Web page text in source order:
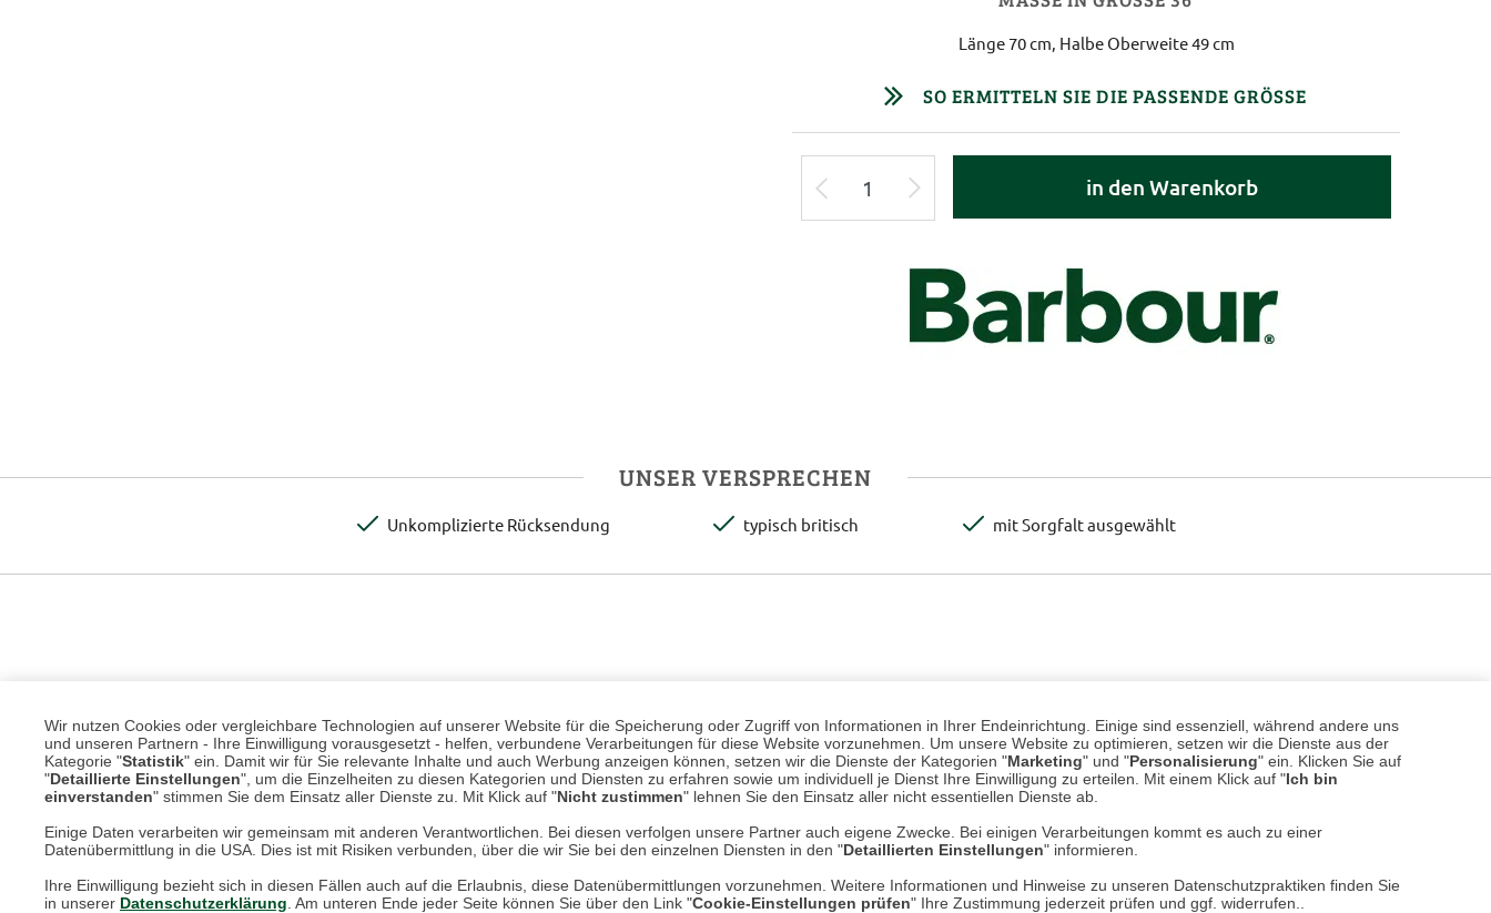
Wir nutzen Cookies oder vergleichbare Technologien auf unserer Website für die Speicherung oder Zugriff von Informationen in Ihrer Endeinrichtung. Einige sind essenziell, während andere uns
und unseren Partnern - Ihre Einwilligung vorausgesetzt - helfen, verbundene Verarbeitungen für diese Website vorzunehmen. Um unsere Website zu optimieren, setzen wir die Dienste aus der
Kategorie "Statistik" ein. Damit wir für Sie relevante Inhalte und auch Werbung anzeigen können, setzen wir die Dienste der Kategorien "Marketing" und "Personalisierung" ein. Klicken Sie auf
"Detaillierte Einstellungen", um die Einzelheiten zu diesen Kategorien und Diensten zu erfahren sowie um individuell je Dienst Ihre Einwilligung zu erteilen. Mit einem Klick auf "Ich bin
einverstanden" stimmen Sie dem Einsatz aller Dienste zu. Mit Klick auf "Nicht zustimmen" lehnen Sie den Einsatz aller nicht essentiellen Dienste ab.
Einige Daten verarbeiten wir gemeinsam mit anderen Verantwortlichen. Bei diesen verfolgen unsere Partner auch eigene Zwecke. Bei einigen Verarbeitungen kommt es auch zu einer
Datenübermittlung in die USA. Dies ist mit Risiken verbunden, über die wir Sie bei den einzelnen Diensten in den "Detaillierten Einstellungen" informieren.
Ihre Einwilligung bezieht sich in diesen Fällen auch auf die Erlaubnis, diese Datenübermittlungen vorzunehmen. Weitere Informationen und Hinweise zu unseren Datenschutzpraktiken finden Sie
in unserer Datenschutzerklärung . Am unteren Ende jeder Seite können Sie über den Link "Cookie-Einstellungen prüfen" Ihre Zustimmung jederzeit prüfen und ggf. widerrufen..
Länge 70 cm, Halbe Oberweite 49 cm
SO ERMITTELN SIE DIE PASSENDE GRÖSSE
in den Warenkorb
UNSER VERSPRECHEN
Unkomplizierte Rücksendung typisch britisch mit Sorgfalt ausgewählt